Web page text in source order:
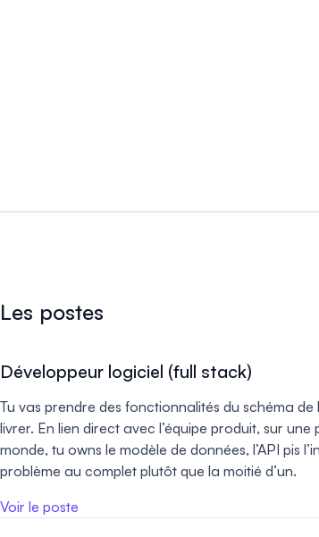
Les postes
Développeur logiciel (full stack)
Tu vas prendre des fonctionnalités du schéma de
livrer. En lien direct avec l’équipe produit, sur
monde, tu owns le modèle de données, l’API pis
problème au complet plutôt que la moitié d’un.
Voir le poste